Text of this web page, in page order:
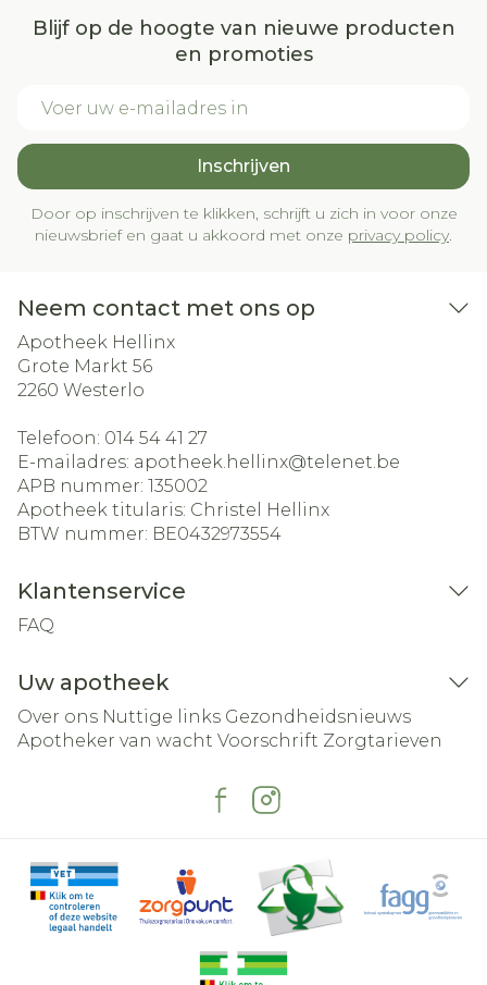
Blijf op de hoogte van nieuwe producten
en promoties
Inschrijven
Door op inschrijven te klikken, schrijft u zich in voor onze
nieuwsbrief en gaat u akkoord met onze privacy policy.
Neem contact met ons op
Apotheek Hellinx
Grote Markt 56
2260 Westerlo
Telefoon: 014 54 41 27
E-mailadres: apotheek.hellinx@telenet.be
APB nummer: 135002
Apotheek titularis: Christel Hellinx
BTW nummer: BE0432973554
Klantenservice
FAQ
Uw apotheek
Over ons Nuttige links Gezondheidsnieuws
Apotheker van wacht Voorschrift Zorgtarieven